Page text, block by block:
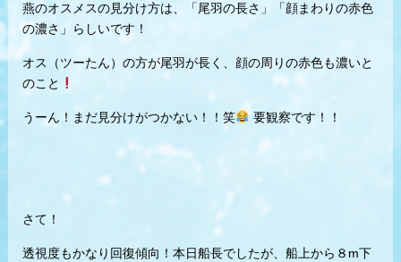
燕のオスメスの見分け方は、「尾羽の長さ」「顔まわりの赤色
の濃さ」らしいです！
オス（ツーたん）の方が尾羽が長く、顔の周りの赤色も濃いと
のこと
うーん！まだ見分けがつかない！！笑 要観察です！！
さて！
透視度もかなり回復傾向！本日船長でしたが、船上から８m下